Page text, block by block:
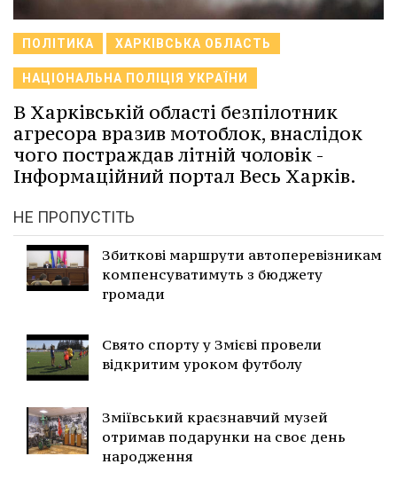
ПОЛІТИКА ХАРКІВСЬКА ОБЛАСТЬ
НАЦІОНАЛЬНА ПОЛІЦІЯ УКРАЇНИ
В Харківській області безпілотник
агресора вразив мотоблок, внаслідок
чого постраждав літній чоловік -
Інформаційний портал Весь Харків.
НЕ ПРОПУСТІТЬ
Збиткові маршрути автоперевізникам
компенсуватимуть з бюджету
громади
Свято спорту у Змієві провели
відкритим уроком футболу
Зміївський краєзнавчий музей
отримав подарунки на своє день
народження